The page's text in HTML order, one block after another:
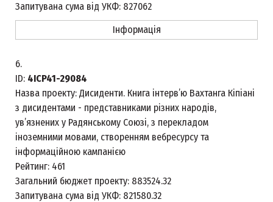
Запитувана сума від УКФ: 827062
Інформація
6.
ID: 4ICP41-29084
Назва проекту: Дисиденти. Книга інтерв’ю Вахтанга Кіпіані
з дисидентами - представниками різних народів,
ув’язнених у Радянському Союзі, з перекладом
іноземними мовами, створенням вебресурсу та
інформаційною кампанією
Рейтинг: 461
Загальний бюджет проекту: 883524.32
Запитувана сума від УКФ: 821580.32